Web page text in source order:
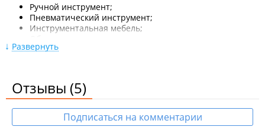
Ручной инструмент;
Пневматический инструмент;
Инструментальная мебель;
Оборудование для автосервисов;
автосервисе. Весь инструмент марки SPERO
сертифицирован, отвечает мировым стандартам и
требованиям ГОСТа.
Развернуть
Отзывы (5)
Подписаться на комментарии